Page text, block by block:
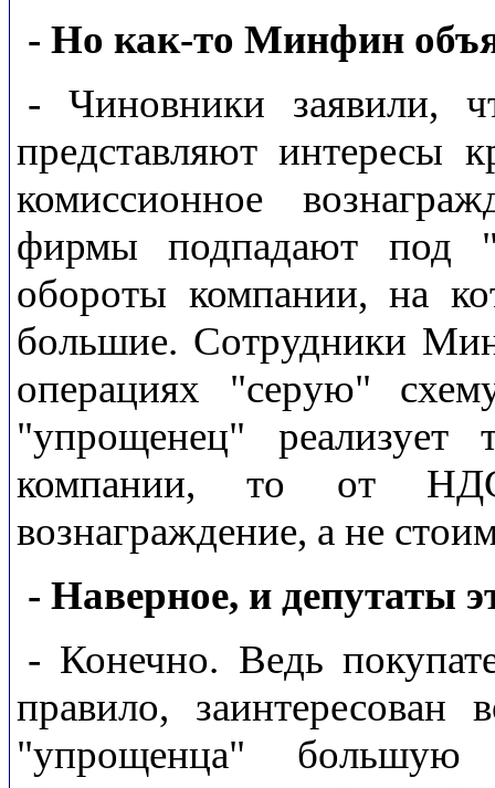
- Но как-то Минфин
- Чиновники заявили,
представляют интересы
комиссионное
фирмы подпадают под
обороты компании, на
большие. Сотрудники
операциях "серую"
"упрощенец"
компании, то от
вознаграждение, а не
- Наверное, и депутаты
- Конечно. Ведь
правило,
"упрощенца"